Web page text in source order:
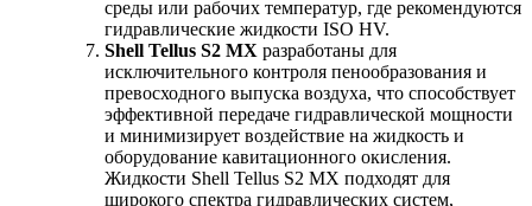
среды или рабочих температур, где рекомендуются
гидравлические жидкости ISO HV.
Shell Tellus S2 MX разработаны для
исключительного контроля пенообразования и
превосходного выпуска воздуха, что способствует
эффективной передаче гидравлической мощности
и минимизирует воздействие на жидкость и
оборудование кавитационного окисления.
Жидкости Shell Tellus S2 MX подходят для
широкого спектра гидравлических систем,